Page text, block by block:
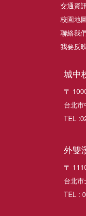
交通資
校園地
聯絡我
我要反
城中
〒
台北
TEL
外雙
〒
台北
TEL :